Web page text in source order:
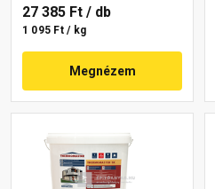
27 385 Ft / db
1 095 Ft / kg
Megnézem